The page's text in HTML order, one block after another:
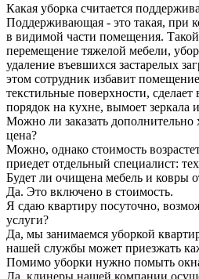
Какая уборка считается
Поддерживающая - это такая, при
в видимой части помещения.
перемещение тяжелой мебели,
удаление въевшихся застарелых
этом сотрудник избавит
текстильные поверхности,
порядок на кухне, вымоет зеркала
Можно ли заказать дополнительно
цена?
Можно, однако стоимость
приедет отдельный специалист:
Будет ли очищена мебель и ковры
Да. Это включено в стоимость.
Я сдаю квартиру посуточно,
услуги?
Да, мы занимаемся уборкой
нашей службы может приезжать
Помимо уборки нужно помыть
Да, клинеры нашей компании